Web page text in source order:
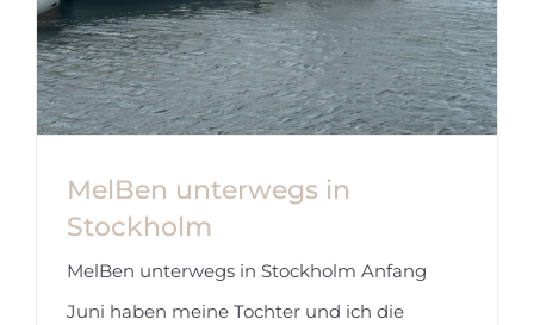
MelBen unterwegs in
Stockholm
MelBen unterwegs in Stockholm Anfang
Juni haben meine Tochter und ich die